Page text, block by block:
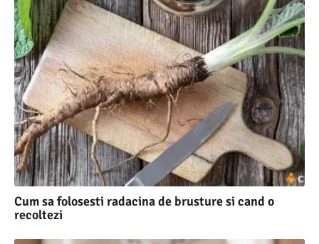
Cum sa folosesti radacina de brusture si cand o
recoltezi